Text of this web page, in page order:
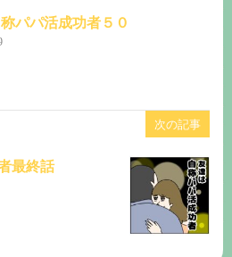
パパ活成功者５０
次の記事
最終話